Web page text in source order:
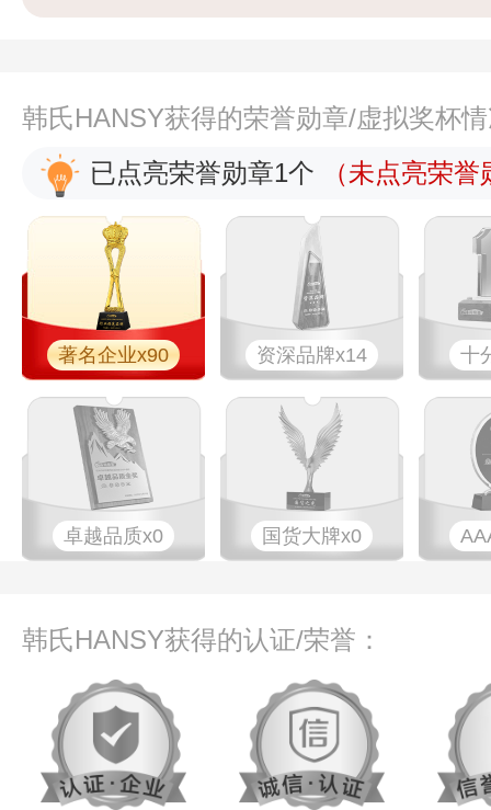
韩氏HANSY获得的荣誉勋章/虚拟奖杯
已点亮荣誉勋章1个
（未点亮荣
著名企业x90 资深品牌x14 十
卓越品质x0 国货大牌x0
韩氏HANSY获得的认证/荣誉：